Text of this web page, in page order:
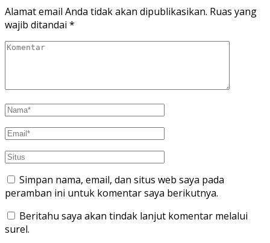
Alamat email Anda tidak akan dipublikasikan. Ruas yang
wajib ditandai *
Simpan nama, email, dan situs web saya pada
peramban ini untuk komentar saya berikutnya.
Beritahu saya akan tindak lanjut komentar melalui
surel.